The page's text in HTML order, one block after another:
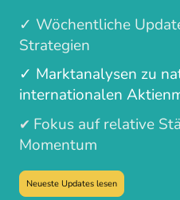
✓ Wöchentliche
Strategien
✓ Marktanalysen zu
internationalen
✔ Fokus auf relative
Momentum
Neueste Updates lesen